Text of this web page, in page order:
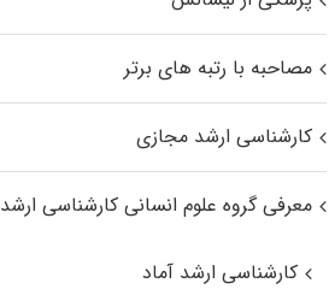
مصاحبه با رتبه های برتر
کارشناسی ارشد مجازی
معرفی گروه علوم انسانی کارشناسی ارشد
کارشناسی ارشد آماد